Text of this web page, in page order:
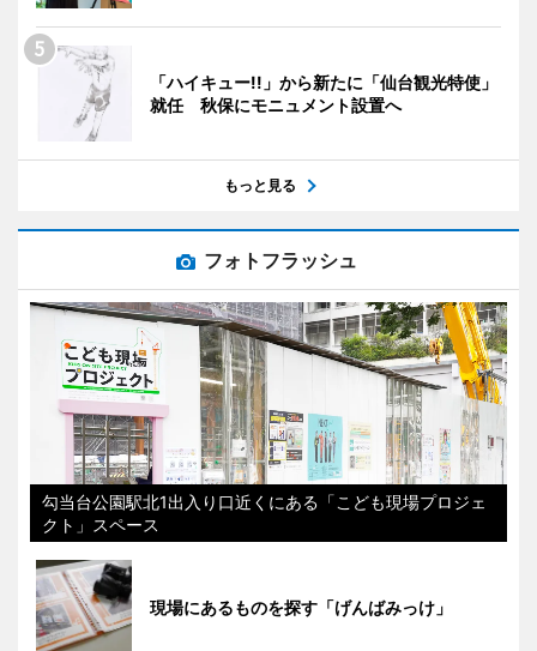
「ハイキュー!!」から新たに「仙台観光特使」
就任 秋保にモニュメント設置へ
もっと見る
フォトフラッシュ
勾当台公園駅北1出入り口近くにある「こども現場プロジェ
クト」スペース
現場にあるものを探す「げんばみっけ」